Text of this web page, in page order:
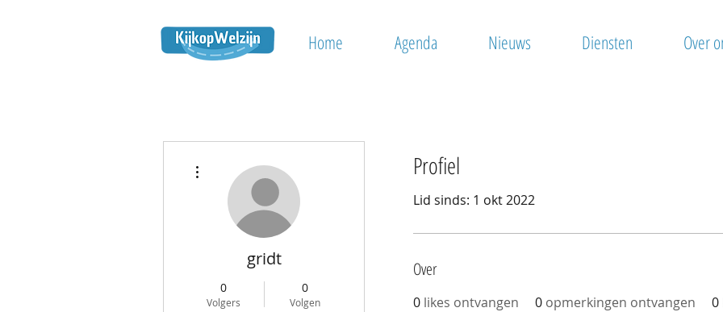
Home Agenda Nieuws Diensten Over
Profiel
Lid sinds: 1 okt 2022
Over
0 likes ontvangen 0 opmerkingen ontvangen 0
gridt
0
Volgers
0
Volgen